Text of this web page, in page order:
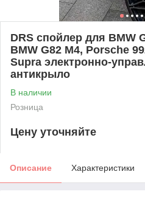
DRS спойлер для BMW
BMW G82 M4, Porsche
Supra электронно-
антикрыло
В наличии
Розница
Цену уточняйте
Описание Характеристики